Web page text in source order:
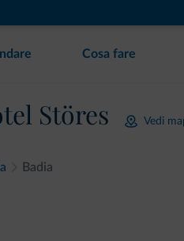
Cosa fare
Störes Vedi
Badia